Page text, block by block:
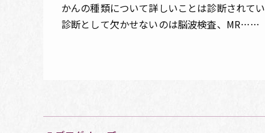
かんの種類について詳しいことは診断されて
診断として欠かせないのは脳波検査、MR……